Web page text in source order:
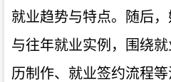
就业趋势与特点。随后
与往年就业实例，围绕就
历制作、 就业签约流程等